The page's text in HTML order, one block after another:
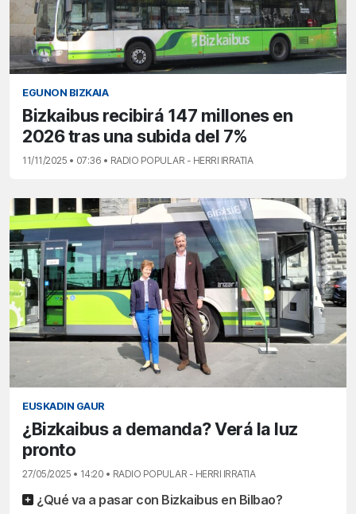
EGUNON BIZKAIA
Bizkaibus recibirá 147 millones en
2026 tras una subida del 7%
11/11/2025 • 07:36 • RADIO POPULAR - HERRI IRRATIA
EUSKADIN GAUR
¿Bizkaibus a demanda? Verá la luz
pronto
27/05/2025 • 14:20 • RADIO POPULAR - HERRI IRRATIA
¿Qué va a pasar con Bizkaibus en Bilbao?